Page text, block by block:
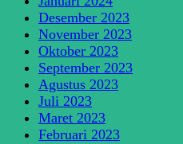
Desember 2023
November 2023
Oktober 2023
September 2023
Agustus 2023
Juli 2023
Maret 2023
Februari 2023